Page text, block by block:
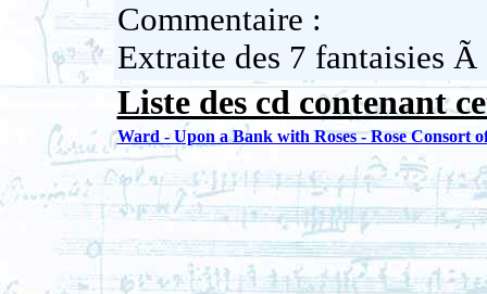
Commentaire :
Extraite des 7 fantaisies
Liste des cd contenant
Ward - Upon a Bank with Roses - Rose Consort